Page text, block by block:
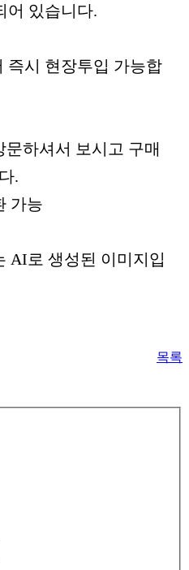
어 있습니다.
즉시 현장투입 가능합
하셔서 보시고 구매
.
가능
AI로 생성된 이미지입
목록